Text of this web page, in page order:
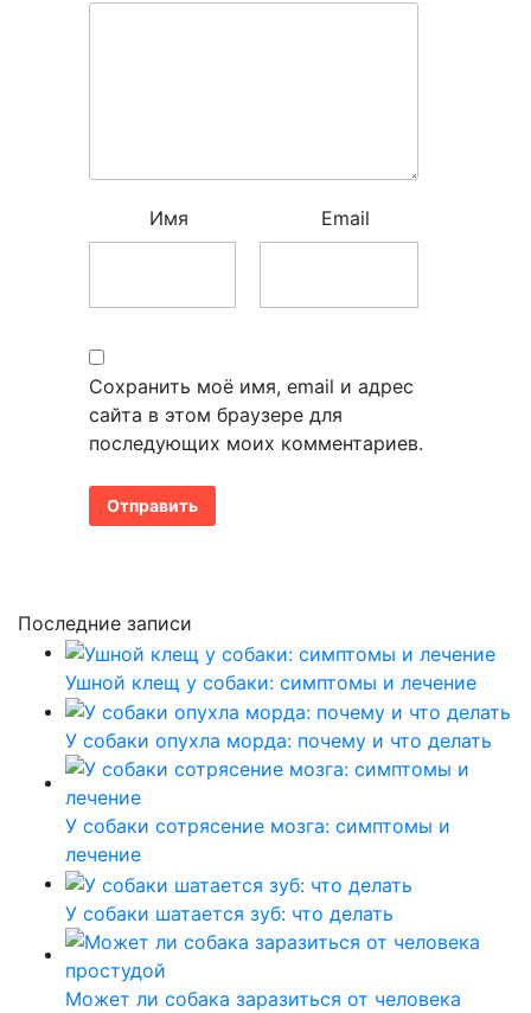
Имя Email
Сохранить моё имя, email и адрес
сайта в этом браузере для
последующих моих комментариев.
Последние записи
Ушной клещ у собаки: симптомы и лечение
У собаки опухла морда: почему и что делать
У собаки сотрясение мозга: симптомы и
лечение
У собаки шатается зуб: что делать
Может ли собака заразиться от человека